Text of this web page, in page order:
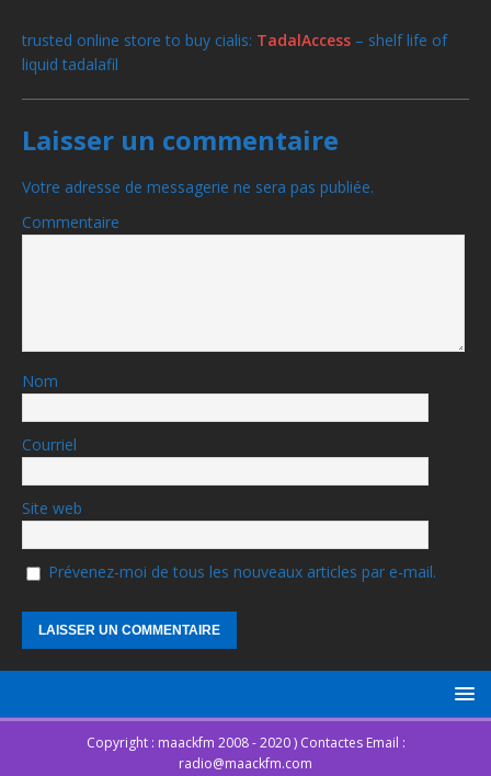
trusted online store to buy cialis: TadalAccess – shelf life of
liquid tadalafil
Laisser un commentaire
Votre adresse de messagerie ne sera pas publiée.
Commentaire
Nom
Courriel
Site web
Prévenez-moi de tous les nouveaux articles par e-mail.
Copyright : maackfm 2008 - 2020 ) Contactes Email :
radio@maackfm.com